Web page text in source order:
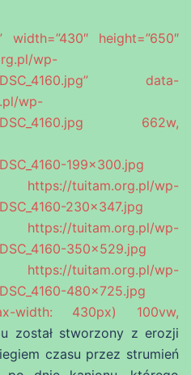
height=”650″
wp-
DSC_4160.jpg” data-
wp-
DSC_4160.jpg 662w,
199×300.jpg
wp-
230×347.jpg
wp-
350×529.jpg
wp-
480×725.jpg
width: 430px) 100vw,
został stworzony z erozji
czasu przez strumień